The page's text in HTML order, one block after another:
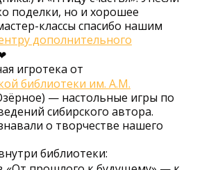
поделки, но и хорошее
классы спасибо нашим
дополнительного
игротека от
библиотеки им. А.М.
— настольные игры по
сибирского автора.
о творчестве нашего
библиотеки: